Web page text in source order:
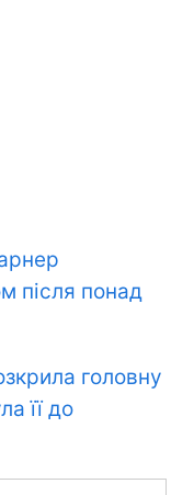
після понад
головну
її до